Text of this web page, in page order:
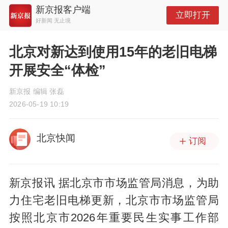
新京报客户端
好新闻 无止境
立即打开
北京对新达到使用15年的老旧电梯
开展安全“体检”
新京报 编辑 张磊
2026-05-19 10:19
北京快闻 订阅
新京报讯 据北京市市场监管局消息，为助
力住宅老旧电梯更新，北京市市场监管局
按照北京市2026年重要民生实事工作部